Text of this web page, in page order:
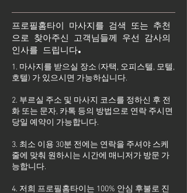
프로필홈타이 마사지를 검색 또는 추천
으로 찾아주신 고객님들께 우선 감사의
인사를 드립니다.
1. 마사지를 받으실 장소 (자택, 오피스텔, 모텔,
호텔) 가 있으시면 가능하십니다.
2. 부르실 주소 및 마사지 코스를 정하신 후 전
화 또는 문자, 카톡 등의 방법으로 연락 주시면
당일 예약이 가능합니다.
3. 최소 이용 30분 전에는 연락을 주셔야 스케
줄에 맞춰 원하시는 시간에 매니저가 방문 가
능합니다.
4. 저희 프로필홈타이는 100% 안심 후불로 진